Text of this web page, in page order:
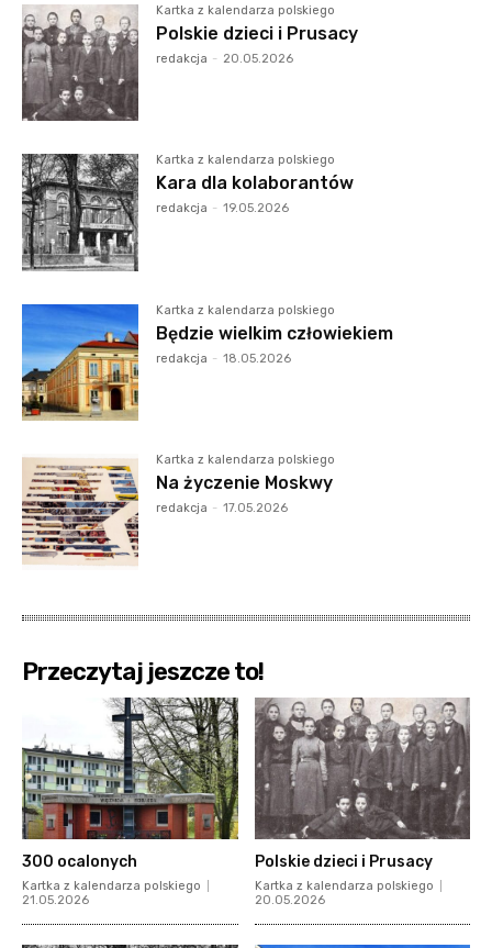
Kartka z kalendarza polskiego
Polskie dzieci i Prusacy
redakcja - 20.05.2026
Kartka z kalendarza polskiego
Kara dla kolaborantów
redakcja - 19.05.2026
Kartka z kalendarza polskiego
Będzie wielkim człowiekiem
redakcja - 18.05.2026
Kartka z kalendarza polskiego
Na życzenie Moskwy
redakcja - 17.05.2026
Przeczytaj jeszcze to!
300 ocalonych
Kartka z kalendarza polskiego
21.05.2026
Polskie dzieci i Prusacy
Kartka z kalendarza polskiego
20.05.2026